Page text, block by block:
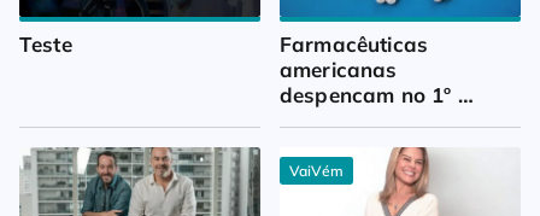
Teste
Farmacêuticas
americanas
despencam no 1º
VaiVém